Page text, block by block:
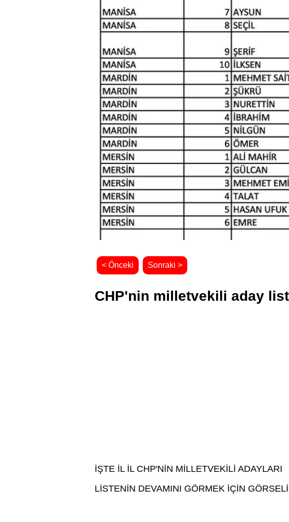
< Önceki Sonraki >
CHP'nin milletvekili aday
İŞTE İL İL CHP'NİN MİLLETVEKİLİ ADAYLARI
LİSTENİN DEVAMINI GÖRMEK İÇİN